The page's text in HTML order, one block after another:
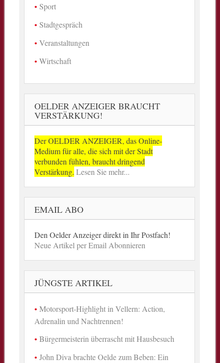
Sport
Stadtgespräch
Veranstaltungen
Wirtschaft
OELDER ANZEIGER BRAUCHT
VERSTÄRKUNG!
Der OELDER ANZEIGER, das Online-
Medium für alle, die sich mit der Stadt
verbunden fühlen, braucht dringend
Verstärkung. Lesen Sie mehr...
EMAIL ABO
Den Oelder Anzeiger direkt in Ihr Postfach!
Neue Artikel per Email Abonnieren
JÜNGSTE ARTIKEL
Motorsport-Highlight in Vellern: Action,
Adrenalin und Nachtrennen!
Bürgermeisterin überrascht mit Hausbesuch
John Diva brachte Oelde zum Beben: Ein